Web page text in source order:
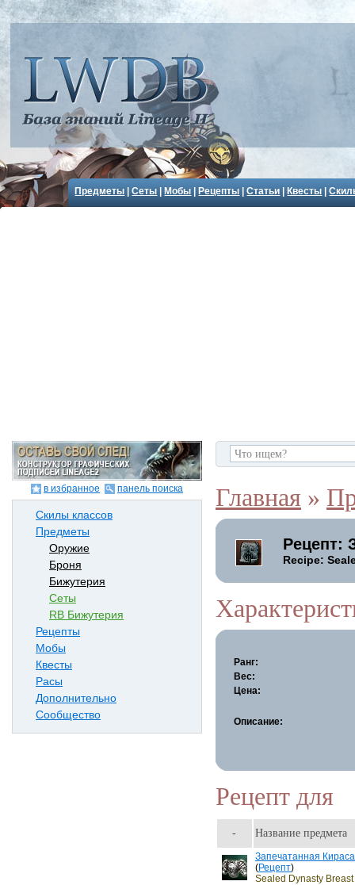
Предметы |Сеты Мобы Рецепты |Статьи Квесты |
в избранное панель поиска
Скилы классов
Предметы
Оружие
Броня
Бижутерия
Сеты
RB Бижутерия
Рецепты
Мобы
Квесты
Расы
Дополнительно
Сообщество
Главная »
Рецепт:
Recipe:
Ранг:
Вес:
Цена:
Описание:
Рецепт для
- Название предмета
Запечатанная
(Рецепт)
Sealed Dynasty